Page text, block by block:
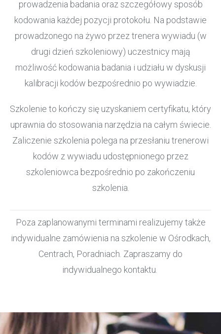
prowadzenia badania oraz szczegółowy sposób
kodowania każdej pozycji protokołu. Na podstawie
prowadzonego na żywo przez trenera wywiadu (w
drugi dzień szkoleniowy) uczestnicy mają
możliwość kodowania badania i udziału w dyskusji
kalibracji kodów bezpośrednio po wywiadzie.
Szkolenie to kończy się uzyskaniem certyfikatu, który
uprawnia do stosowania narzędzia na całym świecie.
Zaliczenie szkolenia polega na przesłaniu trenerowi
kodów z wywiadu udostępnionego przez
szkoleniowca bezpośrednio po zakończeniu
szkolenia.
Poza zaplanowanymi terminami realizujemy także
indywidualne zamówienia na szkolenie w Ośrodkach,
Centrach, Poradniach. Zapraszamy do
indywidualnego kontaktu.